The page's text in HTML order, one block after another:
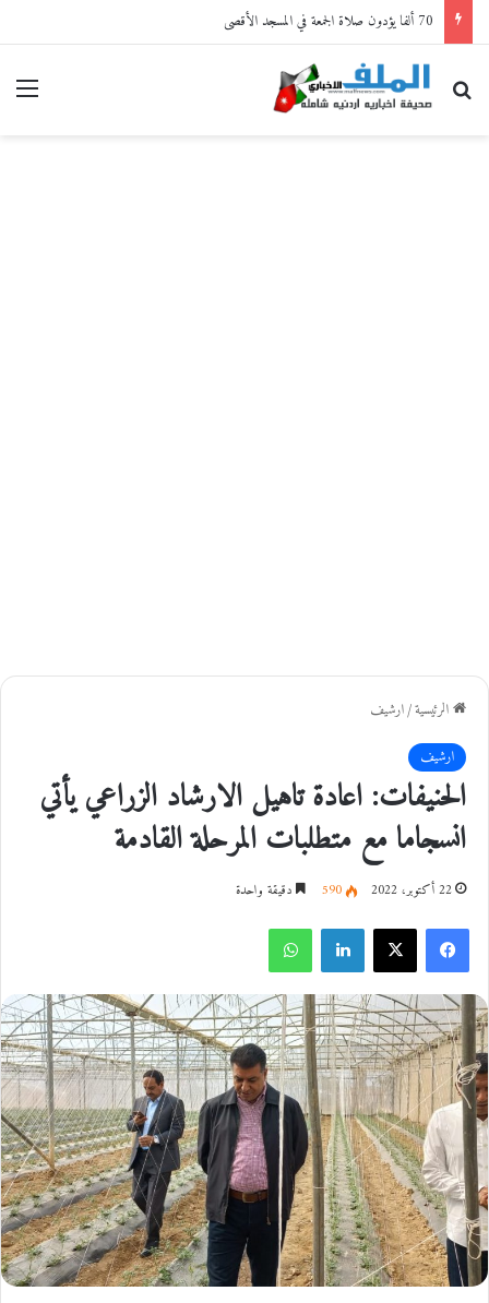
70 ألفا يؤدون صلاة الجمعة في المسجد الأقصى
بحث عن
الرئيسية/ارشيف
ارشيف
الحنيفات: اعادة تاهيل الارشاد الزراعي يأتي
انسجاما مع متطلبات المرحلة القادمة
22 أكتوبر، 2022 590 دقيقة واحدة
فيسبوك